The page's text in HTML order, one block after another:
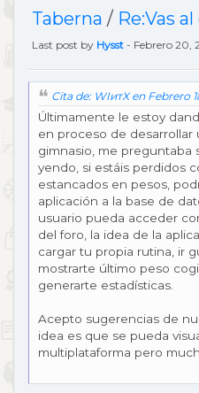
Taberna / Re:Vas
Last post by Hysst - Febrero 20,
Cita de: WIитX en Febrero
Últimamente le estoy
en proceso de desarrollar
gimnasio, me preguntaba
yendo, si estáis perdidos
estancados en pesos,
aplicación a la base de
usuario pueda acceder
del foro, la idea de la
cargar tu propia rutina, ir
mostrarte último peso
generarte estadísticas.
Acepto sugerencias de
idea es que se pueda
multiplataforma pero